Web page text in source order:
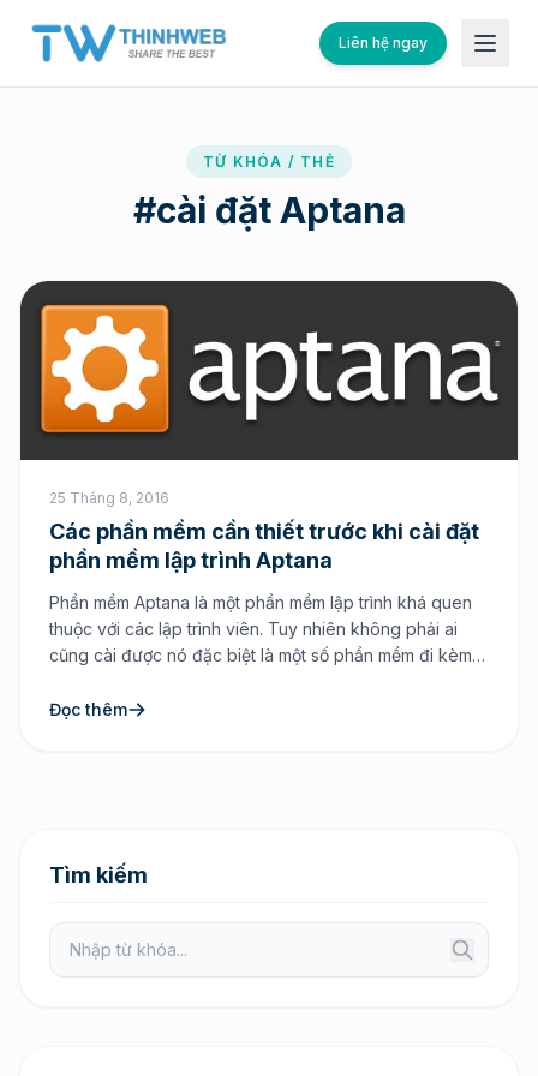
Liên hệ ngay
TỪ KHÓA / THẺ
#cài đặt Aptana
25 Tháng 8, 2016
Các phần mềm cần thiết trước khi cài đặt
phần mềm lập trình Aptana
Phần mềm Aptana là một phần mềm lập trình khá quen
thuộc với các lập trình viên. Tuy nhiên không phải ai
cũng cài được nó đặc biệt là một số phần mềm đi kèm
cũng như đồng bộ với các kho code […]
Đọc thêm
Tìm kiếm